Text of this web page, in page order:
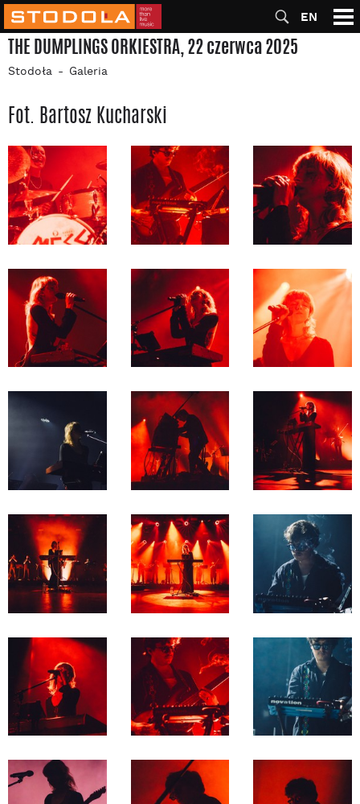
EN
THE DUMPLINGS ORKIESTRA, 22 czerwca 2025
Stodoła Galeria
Fot. Bartosz Kucharski